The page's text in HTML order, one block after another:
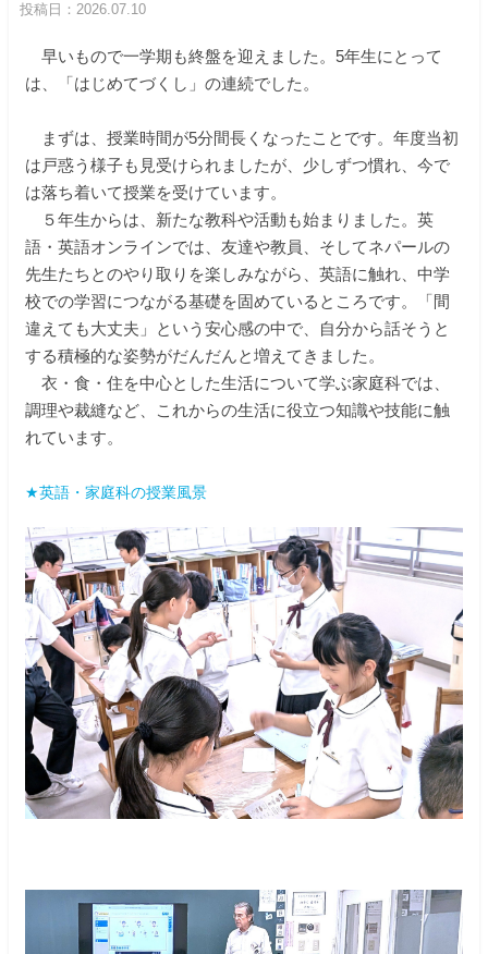
投稿日：2026.07.10
早いもので一学期も終盤を迎えました。5年生にとって
は、「はじめてづくし」の連続でした。
まずは、授業時間が5分間長くなったことです。年度当初
は戸惑う様子も見受けられましたが、少しずつ慣れ、今で
は落ち着いて授業を受けています。
５年生からは、新たな教科や活動も始まりました。英
語・英語オンラインでは、友達や教員、そしてネパールの
先生たちとのやり取りを楽しみながら、英語に触れ、中学
校での学習につながる基礎を固めているところです。「間
違えても大丈夫」という安心感の中で、自分から話そうと
する積極的な姿勢がだんだんと増えてきました。
衣・食・住を中心とした生活について学ぶ家庭科では、
調理や裁縫など、これからの生活に役立つ知識や技能に触
れています。
★英語・家庭科の授業風景